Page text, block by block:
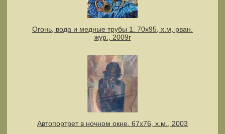
Огонь, вода и медные трубы 1. 70х95, х.м, рван.
жур., 2009г
Автопортрет в ночном окне. 67х76, х.м., 2003